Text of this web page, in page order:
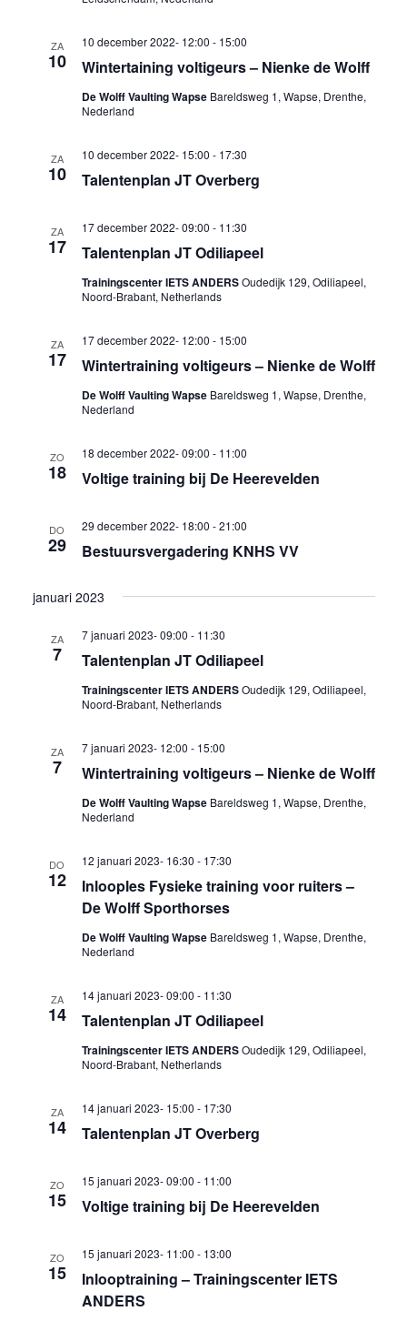
ZA
10 Wintertaining voltigeurs – Nienke de Wolff
10 december 2022- 12:00 - 15:00
De Wolff Vaulting Wapse Bareldsweg 1, Wapse, Drenthe,
Nederland
ZA
10 Talentenplan JT Overberg
10 december 2022- 15:00 - 17:30
ZA
17 Talentenplan JT Odiliapeel
17 december 2022- 09:00 - 11:30
Trainingscenter IETS ANDERSOudedijk 129, Odiliapeel,
Noord-Brabant, Netherlands
ZA
17 Wintertraining voltigeurs – Nienke de Wolff
17 december 2022- 12:00 - 15:00
De Wolff Vaulting Wapse Bareldsweg 1, Wapse, Drenthe,
Nederland
ZO
18 Voltige training bij De Heerevelden
18 december 2022- 09:00 - 11:00
DO
29 Bestuursvergadering KNHS VV
29 december 2022- 18:00 -21:00
januari 2023
ZA
7 Talentenplan JT Odiliapeel
7 januari 2023- 09:00 - 11:30
Trainingscenter IETS ANDERSOudedijk 129, Odiliapeel,
Noord-Brabant, Netherlands
ZA
7 Wintertraining voltigeurs – Nienke de Wolff
7 januari 2023- 12:00 - 15:00
De Wolff Vaulting Wapse Bareldsweg 1, Wapse, Drenthe,
Nederland
DO
12
Inlooples Fysieke training voor ruiters –
De Wolff Sporthorses
12 januari 2023- 16:30 - 17:30
De Wolff Vaulting Wapse Bareldsweg 1, Wapse, Drenthe,
Nederland
ZA
14 Talentenplan JT Odiliapeel
14 januari 2023- 09:00 - 11:30
Trainingscenter IETS ANDERSOudedijk 129, Odiliapeel,
Noord-Brabant, Netherlands
ZA
14 Talentenplan JT Overberg
14 januari 2023- 15:00 - 17:30
ZO
15 Voltige training bij De Heerevelden
15 januari 2023- 09:00 - 11:00
ZO
15
Inlooptraining – Trainingscenter IETS
ANDERS
15 januari 2023- 11:00 - 13:00